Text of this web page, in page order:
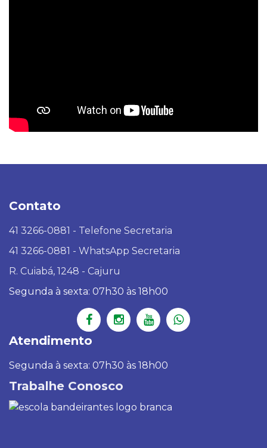
Contato
41 3266-0881 - Telefone Secretaria
41 3266-0881 - WhatsApp Secretaria
R. Cuiabá, 1248 - Cajuru
Segunda à sexta: 07h30 às 18h00
Atendimento
Segunda à sexta: 07h30 às 18h00
Trabalhe Conosco